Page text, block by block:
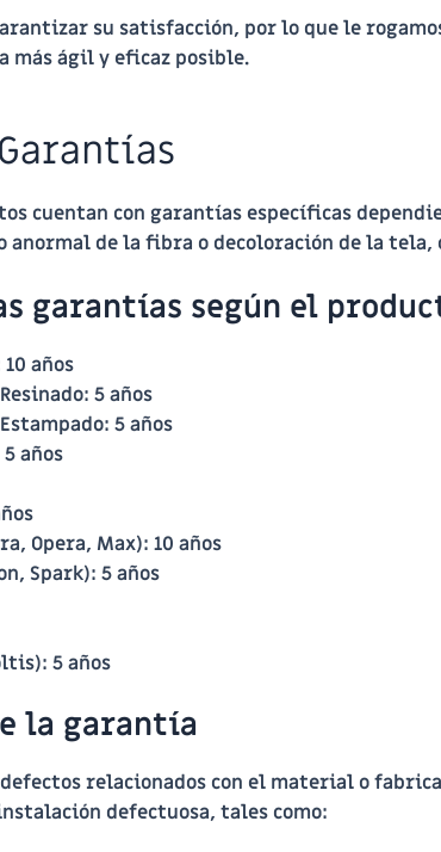
su satisfacción, por lo que le
más ágil y eficaz posible.
cuentan con garantías específicas
de la fibra o decoloración de la tela,
garantías según el
10 años
: 5 años
: 5 años
5 años
Opera, Max): 10 años
Spark): 5 años
: 5 años
la garantía
relacionados con el material o
defectuosa, tales como: